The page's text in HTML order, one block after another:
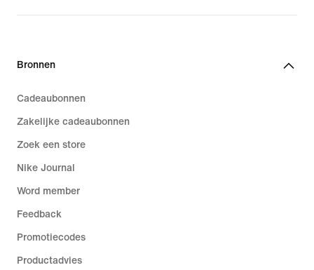
Bronnen
Cadeaubonnen
Zakelijke cadeaubonnen
Zoek een store
Nike Journal
Word member
Feedback
Promotiecodes
Productadvies